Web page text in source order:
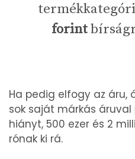
forint
Ha pedig elfogy az áru,
sok saját márkás
hiányt, 500 ezer és 2
rónak ki rá.